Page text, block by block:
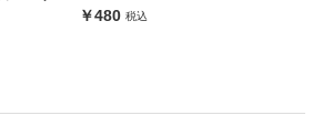
￥480 税込